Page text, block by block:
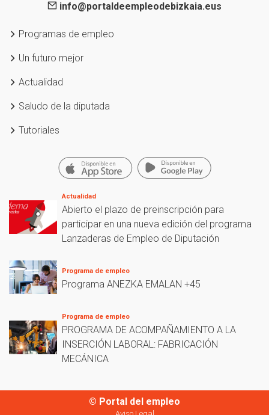
info@portaldeempleodebizkaia.eus
Programas de empleo
Un futuro mejor
Actualidad
Saludo de la diputada
Tutoriales
Actualidad
Abierto el plazo de preinscripción para
participar en una nueva edición del programa
Lanzaderas de Empleo de Diputación
Programa de empleo
Programa ANEZKA EMALAN +45
Programa de empleo
PROGRAMA DE ACOMPAÑAMIENTO A LA
INSERCIÓN LABORAL: FABRICACIÓN
MECÁNICA
© Portal del empleo